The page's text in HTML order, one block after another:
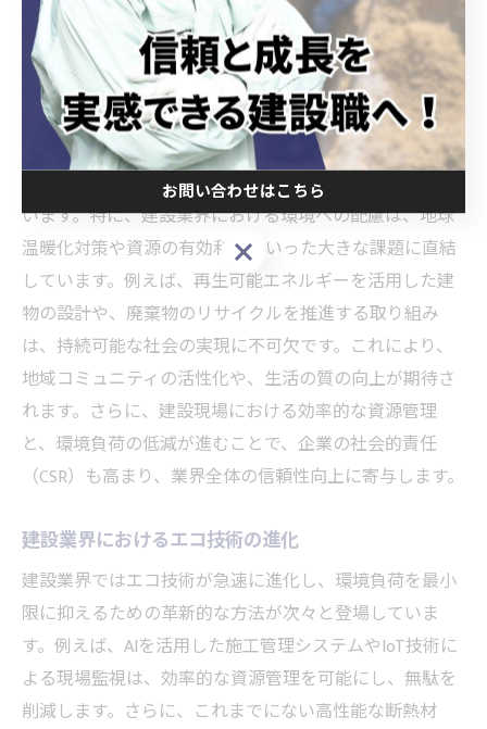
けとなります。また、スマートシティの構築においても
重要な役割を果たし、持続可能な都市環境の実現に貢献
しています。
持続可能な建設が社会にもたらす影響
持続可能な建設は、今や社会全体に多大な影響を与えて
います。特に、建設業界における環境への配慮は、地球
温暖化対策や資源の有効利用といった大きな課題に直結
しています。例えば、再生可能エネルギーを活用した建
物の設計や、廃棄物のリサイクルを推進する取り組み
は、持続可能な社会の実現に不可欠です。これにより、
地域コミュニティの活性化や、生活の質の向上が期待さ
れます。さらに、建設現場における効率的な資源管理
と、環境負荷の低減が進むことで、企業の社会的責任
（CSR）も高まり、業界全体の信頼性向上に寄与します。
建設業界におけるエコ技術の進化
建設業界ではエコ技術が急速に進化し、環境負荷を最小
限に抑えるための革新的な方法が次々と登場していま
す。例えば、AIを活用した施工管理システムやIoT技術に
よる現場監視は、効率的な資源管理を可能にし、無駄を
削減します。さらに、これまでにない高性能な断熱材
お問い合わせはこちら
お問い合わせはこちら